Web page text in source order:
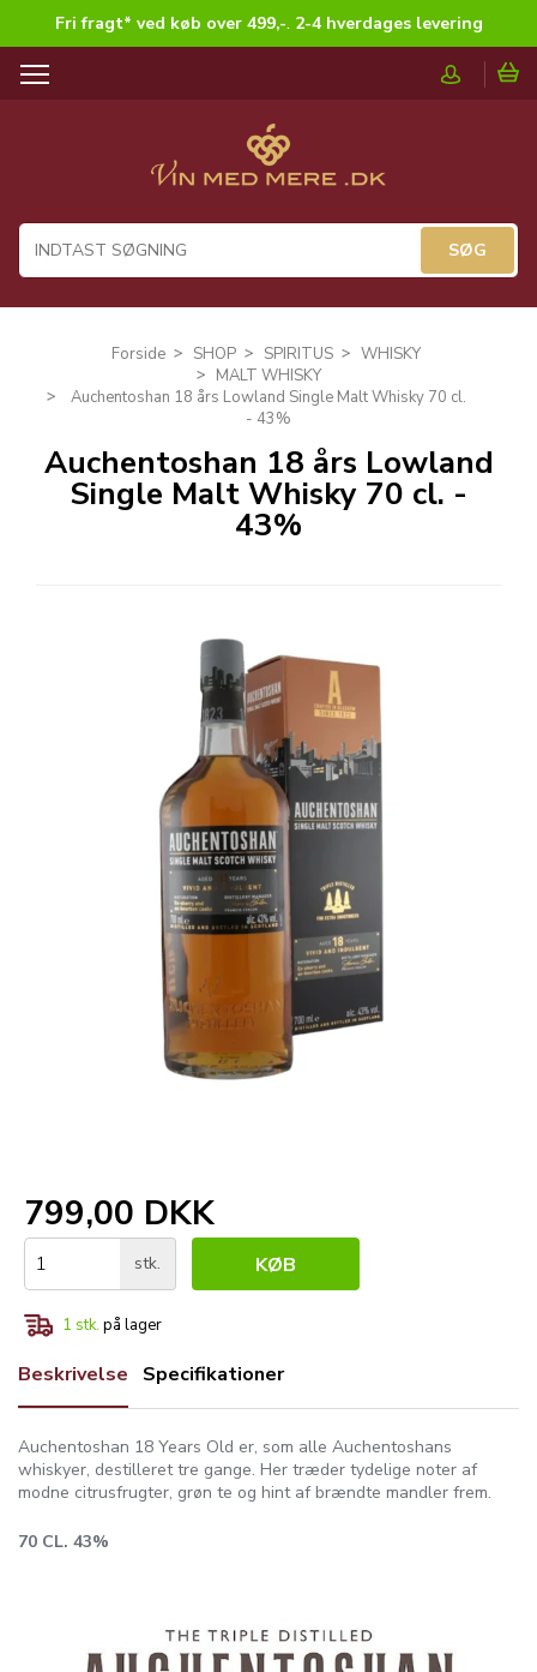
Fri fragt* ved køb over 499,-. 2-4 hverdages levering
T
a
i
Forside SHOP SPIRITUS
WHISKY
MALT WHISKY
Auchentoshan 18 års Lowland Single Malt Whisky 70 cl.
- 43%
Auchentoshan 18 års Lowland
Single Malt Whisky 70 cl. -
43%
799,00 DKK
stk. KØB
1 stk. på lager
Beskrivelse Specifikationer
Auchentoshan 18 Years Old er, som alle Auchentoshans
whiskyer, destilleret tre gange. Her træder tydelige noter af
modne citrusfrugter, grøn te og hint af brændte mandler frem.
70 CL. 43%